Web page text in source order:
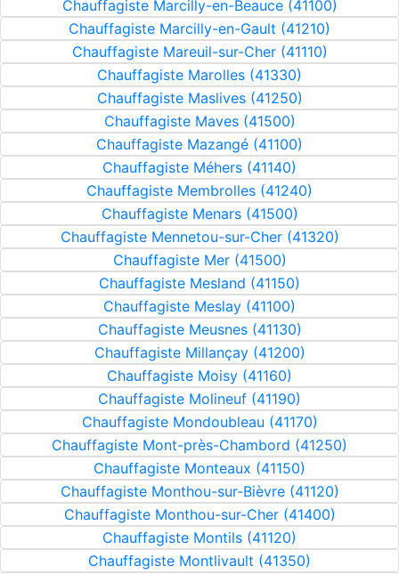
Chauffagiste Marcilly-en-Beauce (41100)
Chauffagiste Marcilly-en-Gault (41210)
Chauffagiste Mareuil-sur-Cher (41110)
Chauffagiste Marolles (41330)
Chauffagiste Maslives (41250)
Chauffagiste Maves (41500)
Chauffagiste Mazangé (41100)
Chauffagiste Méhers (41140)
Chauffagiste Membrolles (41240)
Chauffagiste Menars (41500)
Chauffagiste Mennetou-sur-Cher (41320)
Chauffagiste Mer (41500)
Chauffagiste Mesland (41150)
Chauffagiste Meslay (41100)
Chauffagiste Meusnes (41130)
Chauffagiste Millançay (41200)
Chauffagiste Moisy (41160)
Chauffagiste Molineuf (41190)
Chauffagiste Mondoubleau (41170)
Chauffagiste Mont-près-Chambord (41250)
Chauffagiste Monteaux (41150)
Chauffagiste Monthou-sur-Bièvre (41120)
Chauffagiste Monthou-sur-Cher (41400)
Chauffagiste Montils (41120)
Chauffagiste Montlivault (41350)